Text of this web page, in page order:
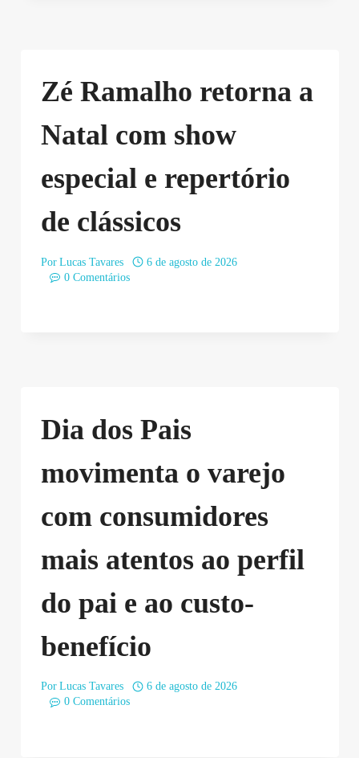
Zé Ramalho retorna a
Natal com show
especial e repertório
de clássicos
Por Lucas Tavares
6 de agosto de 2026
0 Comentários
Dia dos Pais
movimenta o varejo
com consumidores
mais atentos ao perfil
do pai e ao custo-
benefício
Por Lucas Tavares
6 de agosto de 2026
0 Comentários